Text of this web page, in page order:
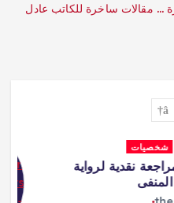
ل
ت
… مقالات ساخرة للكاتب عادل
لقاءات
Africa Must Own